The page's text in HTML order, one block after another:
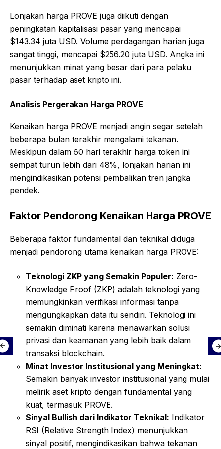
Lonjakan harga PROVE juga diikuti dengan
peningkatan kapitalisasi pasar yang mencapai
$143.34 juta USD. Volume perdagangan harian juga
sangat tinggi, mencapai $256.20 juta USD. Angka ini
menunjukkan minat yang besar dari para pelaku
pasar terhadap aset kripto ini.
Analisis Pergerakan Harga PROVE
Kenaikan harga PROVE menjadi angin segar setelah
beberapa bulan terakhir mengalami tekanan.
Meskipun dalam 60 hari terakhir harga token ini
sempat turun lebih dari 48%, lonjakan harian ini
mengindikasikan potensi pembalikan tren jangka
pendek.
Faktor Pendorong Kenaikan Harga PROVE
Beberapa faktor fundamental dan teknikal diduga
menjadi pendorong utama kenaikan harga PROVE:
Teknologi ZKP yang Semakin Populer: Zero-
Knowledge Proof (ZKP) adalah teknologi yang
memungkinkan verifikasi informasi tanpa
mengungkapkan data itu sendiri. Teknologi ini
semakin diminati karena menawarkan solusi
privasi dan keamanan yang lebih baik dalam
transaksi blockchain.
Minat Investor Institusional yang Meningkat:
Semakin banyak investor institusional yang mulai
melirik aset kripto dengan fundamental yang
kuat, termasuk PROVE.
Sinyal Bullish dari Indikator Teknikal: Indikator
RSI (Relative Strength Index) menunjukkan
sinyal positif, mengindikasikan bahwa tekanan